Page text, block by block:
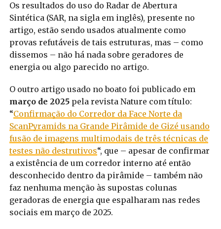
Os resultados do uso do Radar de Abertura
Sintética (SAR, na sigla em inglês), presente no
artigo, estão sendo usados atualmente como
provas refutáveis de tais estruturas, mas – como
dissemos – não há nada sobre geradores de
energia ou algo parecido no artigo.
O outro artigo usado no boato foi publicado em
março de 2025pela revista Nature com título:
“Confirmação do Corredor da Face Norte da
ScanPyramids na Grande Pirâmide de Gizé usando
fusão de imagens multimodais de três técnicas de
testes não destrutivos“, que – apesar de confirmar
a existência de um corredor interno até então
desconhecido dentro da pirâmide – também não
faz nenhuma menção às supostas colunas
geradoras de energia que espalharam nas redes
sociais em março de 2025.